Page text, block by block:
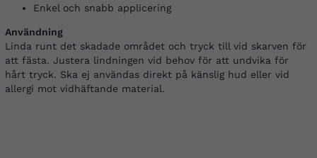
Enkel och snabb applicering
Användning
Linda runt det skadade området och tryck till vid skarven för
att fästa. Justera lindningen vid behov för att undvika för
hårt tryck. Ska ej användas direkt på känslig hud eller vid
allergi mot vidhäftande material.